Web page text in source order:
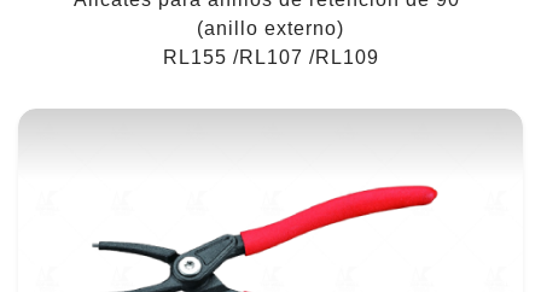
(anillo externo)
RL155 /RL107 /RL109